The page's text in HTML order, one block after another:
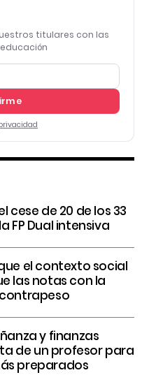
titulares con las
cese de 20 de los 33
FP Dual intensiva
el contexto social
las notas con la
y finanzas
de un profesor para
preparados